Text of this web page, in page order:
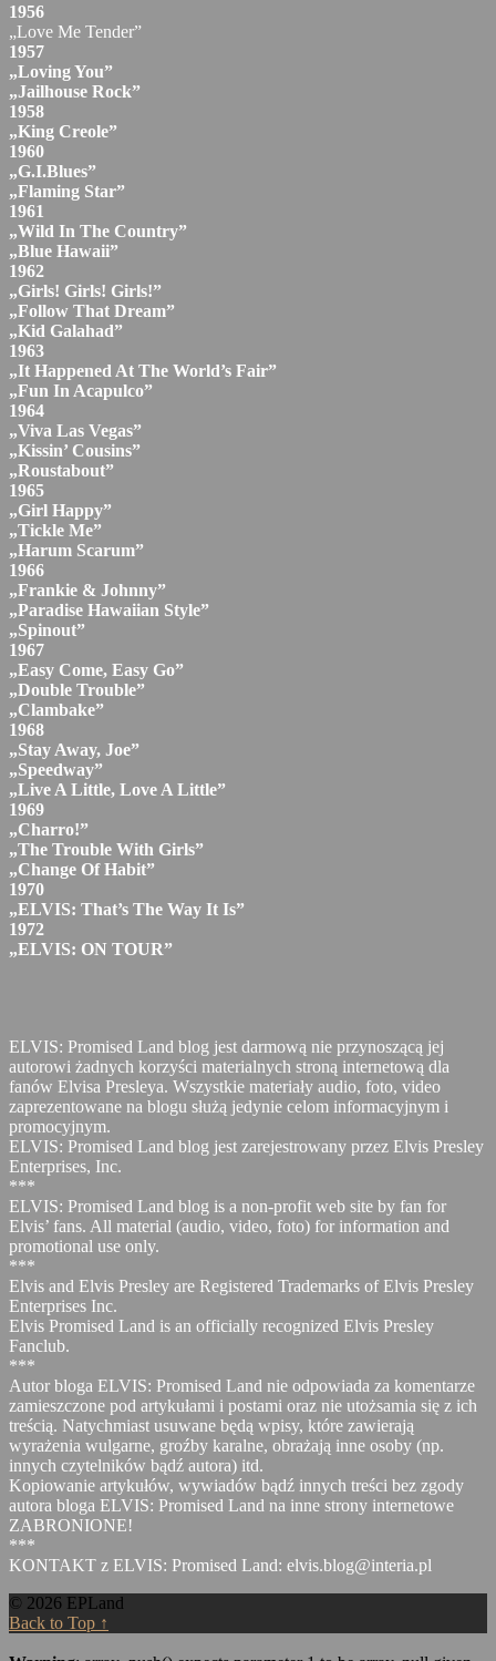
1956
„Love Me Tender”
1957
„Loving You”
„Jailhouse Rock”
1958
„King Creole”
1960
„G.I.Blues”
„Flaming Star”
1961
„Wild In The Country”
„Blue Hawaii”
1962
„Girls! Girls! Girls!”
„Follow That Dream”
„Kid Galahad”
1963
„It Happened At The World’s Fair”
„Fun In Acapulco”
1964
„Viva Las Vegas”
„Kissin’ Cousins”
„Roustabout”
1965
„Girl Happy”
„Tickle Me”
„Harum Scarum”
1966
„Frankie & Johnny”
„Paradise Hawaiian Style”
„Spinout”
1967
„Easy Come, Easy Go”
„Double Trouble”
„Clambake”
1968
„Stay Away, Joe”
„Speedway”
„Live A Little, Love A Little”
1969
„Charro!”
„The Trouble With Girls”
„Change Of Habit”
1970
„ELVIS: That’s The Way It Is”
1972
„ELVIS: ON TOUR”
ELVIS: Promised Land blog jest darmową nie przynoszącą jej
autorowi żadnych korzyści materialnych stroną internetową dla
fanów Elvisa Presleya. Wszystkie materiały audio, foto, video
zaprezentowane na blogu służą jedynie celom informacyjnym i
promocyjnym.
ELVIS: Promised Land blog jest zarejestrowany przez Elvis Presley
Enterprises, Inc.
***
ELVIS: Promised Land blog is a non-profit web site by fan for
Elvis’ fans. All material (audio, video, foto) for information and
promotional use only.
***
Elvis and Elvis Presley are Registered Trademarks of Elvis Presley
Enterprises Inc.
Elvis Promised Land is an officially recognized Elvis Presley
Fanclub.
***
Autor bloga ELVIS: Promised Land nie odpowiada za komentarze
zamieszczone pod artykułami i postami oraz nie utożsamia się z ich
treścią. Natychmiast usuwane będą wpisy, które zawierają
wyrażenia wulgarne, groźby karalne, obrażają inne osoby (np.
innych czytelników bądź autora) itd.
Kopiowanie artykułów, wywiadów bądź innych treści bez zgody
autora bloga ELVIS: Promised Land na inne strony internetowe
ZABRONIONE!
***
KONTAKT z ELVIS: Promised Land: elvis.blog@interia.pl
© 2026 EPLand
Back to Top ↑